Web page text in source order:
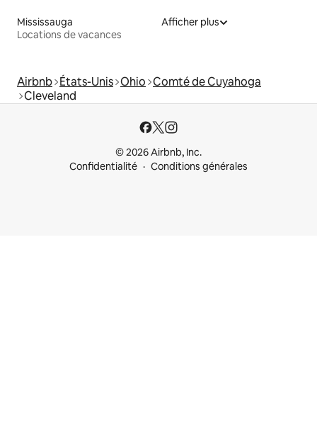
Mississauga
Locations de vacances
Afficher plus
Airbnb États-Unis Ohio Comté de Cuyahoga
Cleveland
© 2026 Airbnb, Inc.
Confidentialité
Conditions générales